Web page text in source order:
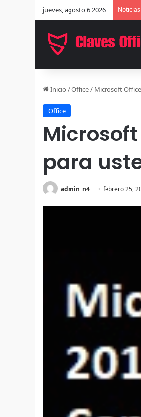
jueves, agosto 6 2026
Inicio /Office/ Microsoft
Office
Microsoft
para
admin_n4 febrero 25,